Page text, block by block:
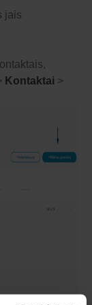
jais
Kontaktai >